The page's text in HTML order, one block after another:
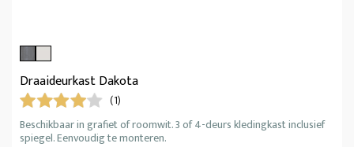
Draaideurkast Dakota
(1)
Beschikbaar in grafiet of roomwit. 3 of 4-deurs kledingkast inclusief
spiegel. Eenvoudig te monteren.